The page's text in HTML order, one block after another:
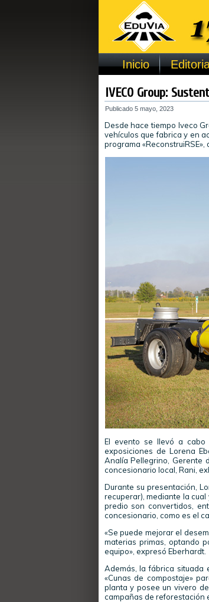
Inicio
IVECO Group:
Publicado 5 mayo, 2023
Desde hace tiempo Iveco
vehículos que fabrica y en
programa
El evento se llevó a
exposiciones de Lorena
Analía Pellegrino, Gerente
concesionario local, Rani,
Durante su presentación,
recuperar), mediante la
predio son convertidos,
concesionario, como es el
«Se puede mejorar el
materias primas, optando
equipo», expresó Eberhardt.
Además, la fábrica situada
«Cunas de compostaje»
planta y posee un vivero
campañas de reforestación